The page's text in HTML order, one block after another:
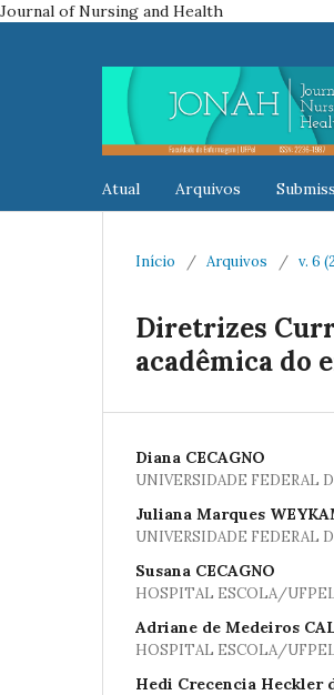
Journal of Nursing and Health
Atual Arquivos
Início / Arquivos / v. 6
Diretrizes
acadêmica do
Diana CECAGNO
UNIVERSIDADE FEDERAL
Juliana Marques
UNIVERSIDADE FEDERAL
Susana CECAGNO
HOSPITAL ESCOLA/
Adriane de Medeiros
HOSPITAL ESCOLA/
Hedi Crecencia Heckler